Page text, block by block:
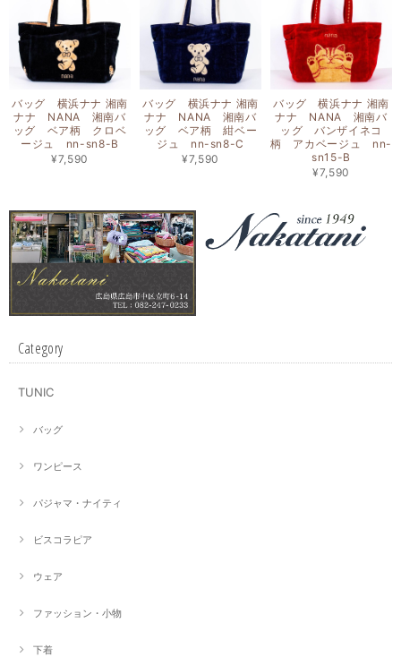
バッグ 横浜ナナ 湘南
ナナ NANA 湘南バ
ッグ ベア柄 クロベ
ージュ nn-sn8-B
¥7,590
バッグ 横浜ナナ 湘南
ナナ NANA 湘南バ
ッグ ベア柄 紺ベー
ジュ nn-sn8-C
¥7,590
バッグ 横浜ナナ 湘南
ナナ NANA 湘南バ
ッグ バンザイネコ
柄 アカベージュ nn-
sn15-B
¥7,590
Category
TUNIC
バッグ
ワンピース
パジャマ・ナイティ
ビスコラピア
ウェア
ファッション・小物
下着